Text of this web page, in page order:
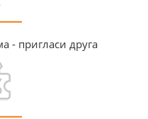
- пригласи друга